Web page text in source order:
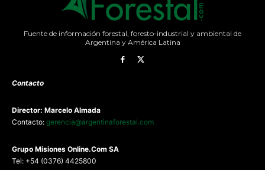
Fuente de información forestal, foresto-industrial y ambiental de
Argentina y América Latina
Contacto
Director: Marcelo Almada
Contacto: gerencia@argentinaforestal.com
Grupo Misiones Online.Com SA
Tel: +54 (0376) 4425800